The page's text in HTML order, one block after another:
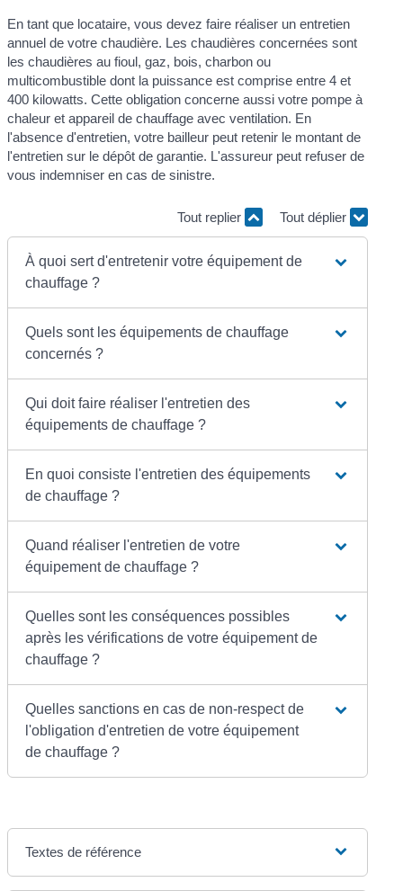
En tant que locataire, vous devez faire réaliser un entretien
annuel de votre chaudière. Les chaudières concernées sont
les chaudières au fioul, gaz, bois, charbon ou
multicombustible dont la puissance est comprise entre 4 et
400 kilowatts. Cette obligation concerne aussi votre pompe à
chaleur et appareil de chauffage avec ventilation. En
l'absence d'entretien, votre bailleur peut retenir le montant de
l'entretien sur le dépôt de garantie. L'assureur peut refuser de
vous indemniser en cas de sinistre.
Tout replier Tout déplier
À quoi sert d'entretenir votre équipement de
chauffage ?
Quels sont les équipements de chauffage
concernés ?
Qui doit faire réaliser l'entretien des
équipements de chauffage ?
En quoi consiste l'entretien des équipements
de chauffage ?
Quand réaliser l'entretien de votre
équipement de chauffage ?
Quelles sont les conséquences possibles
après les vérifications de votre équipement de
chauffage ?
Quelles sanctions en cas de non-respect de
l'obligation d'entretien de votre équipement
de chauffage ?
Textes de référence